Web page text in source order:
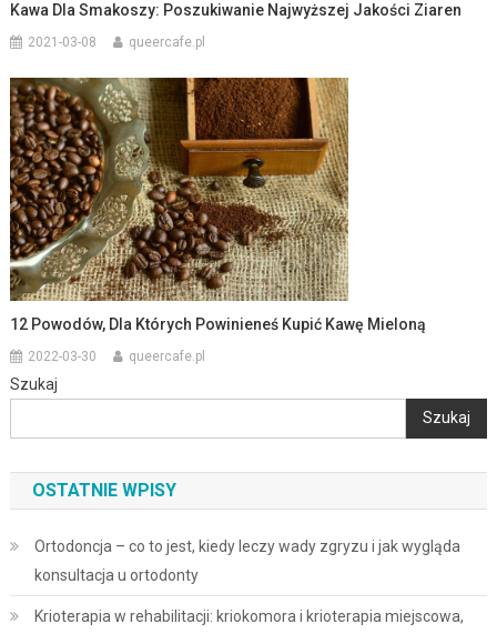
Kawa Dla Smakoszy: Poszukiwanie Najwyższej Jakości Ziaren
2021-03-08 queercafe.pl
12 Powodów, Dla Których Powinieneś Kupić Kawę Mieloną
2022-03-30 queercafe.pl
Szukaj
Szukaj
OSTATNIE WPISY
Ortodoncja – co to jest, kiedy leczy wady zgryzu i jak wygląda
konsultacja u ortodonty
Krioterapia w rehabilitacji: kriokomora i krioterapia miejscowa,